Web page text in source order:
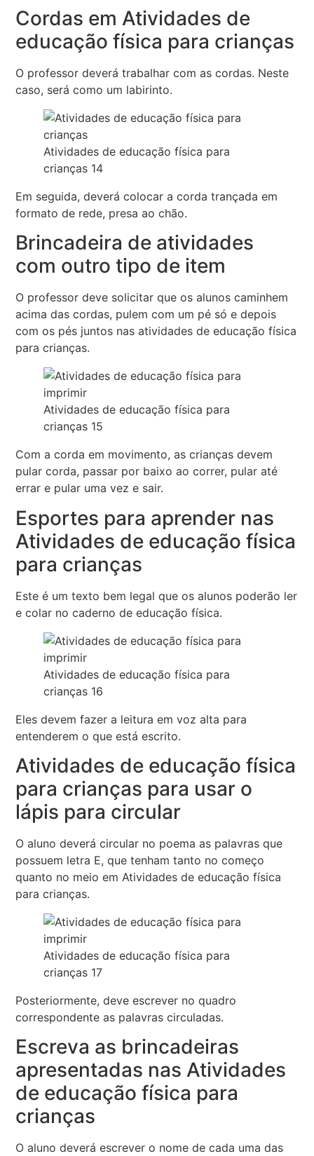
Cordas em Atividades de
educação física para crianças
O professor deverá trabalhar com as cordas. Neste
caso, será como um labirinto.
Atividades de educação física para
crianças 14
Em seguida, deverá colocar a corda trançada em
formato de rede, presa ao chão.
Brincadeira de atividades
com outro tipo de item
O professor deve solicitar que os alunos caminhem
acima das cordas, pulem com um pé só e depois
com os pés juntos nas atividades de educação física
para crianças.
Atividades de educação física para
crianças 15
Com a corda em movimento, as crianças devem
pular corda, passar por baixo ao correr, pular até
errar e pular uma vez e sair.
Esportes para aprender nas
Atividades de educação física
para crianças
Este é um texto bem legal que os alunos poderão ler
e colar no caderno de educação física.
Atividades de educação física para
crianças 16
Eles devem fazer a leitura em voz alta para
entenderem o que está escrito.
Atividades de educação física
para crianças para usar o
lápis para circular
O aluno deverá circular no poema as palavras que
possuem letra E, que tenham tanto no começo
quanto no meio em Atividades de educação física
para crianças.
Atividades de educação física para
crianças 17
Posteriormente, deve escrever no quadro
correspondente as palavras circuladas.
Escreva as brincadeiras
apresentadas nas Atividades
de educação física para
crianças
O aluno deverá escrever o nome de cada uma das